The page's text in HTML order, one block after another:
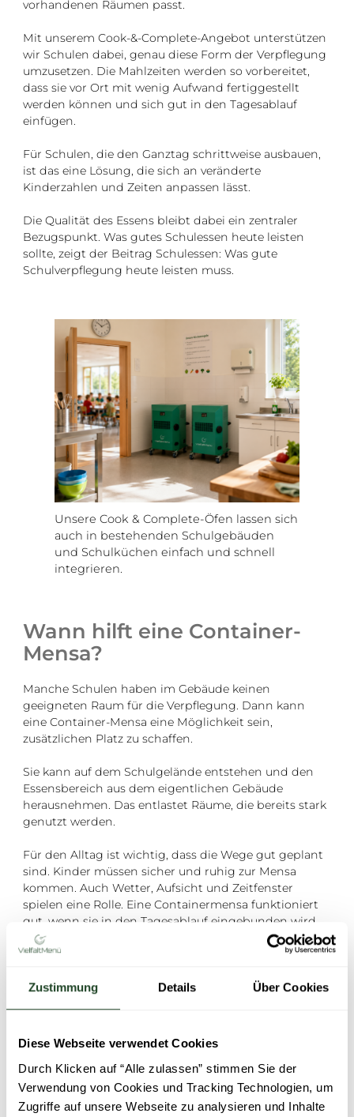
Zustimmung Details Über Cookies
Diese Webseite verwendet Cookies
Durch Klicken auf “Alle zulassen” stimmen Sie der
Verwendung von Cookies und Tracking Technologien, um
Zugriffe auf unsere Webseite zu analysieren und Inhalte
vorhandenen Räumen passt.
Mit unserem Cook-&-Complete-Angebot unterstützen
wir Schulen dabei, genau diese Form der Verpflegung
umzusetzen. Die Mahlzeiten werden so vorbereitet,
dass sie vor Ort mit wenig Aufwand fertiggestellt
werden können und sich gut in den Tagesablauf
einfügen.
Für Schulen, die den Ganztag schrittweise ausbauen,
ist das eine Lösung, die sich an veränderte
Kinderzahlen und Zeiten anpassen lässt.
Die Qualität des Essens bleibt dabei ein zentraler
Bezugspunkt. Was gutes Schulessen heute leisten
sollte, zeigt der Beitrag Schulessen: Was gute
Schulverpflegung heute leisten muss.
Unsere Cook & Complete-Öfen lassen sich
auch in bestehenden Schulgebäuden
und Schulküchen einfach und schnell
integrieren.
Wann hilft eine Container-
Mensa?
Manche Schulen haben im Gebäude keinen
geeigneten Raum für die Verpflegung. Dann kann
eine Container-Mensa eine Möglichkeit sein,
zusätzlichen Platz zu schaffen.
Sie kann auf dem Schulgelände entstehen und den
Essensbereich aus dem eigentlichen Gebäude
herausnehmen. Das entlastet Räume, die bereits stark
genutzt werden.
Für den Alltag ist wichtig, dass die Wege gut geplant
sind. Kinder müssen sicher und ruhig zur Mensa
kommen. Auch Wetter, Aufsicht und Zeitfenster
spielen eine Rolle. Eine Containermensa funktioniert
gut, wenn sie in den Tagesablauf eingebunden wird
und für Kinder schnell selbstverständlich wird.
interessant sein, wenn bauliche Veränderungen im